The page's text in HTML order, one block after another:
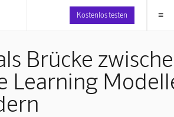
Kostenlos testen ≡
Brücke
Learning